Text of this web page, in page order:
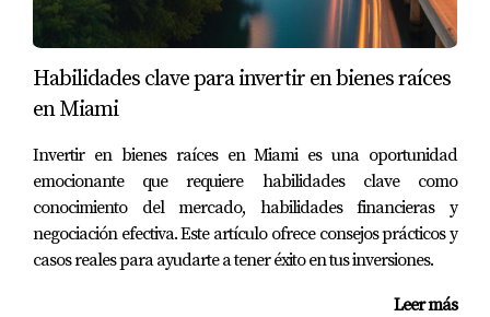
tanto en el costo de construcción como en los
precios de las propiedades en Miami. Entender estas
dinámicas es crucial para cualquier persona
involucrada en el mercado inmobiliario. Ya sea que
estés considerando comprar tu primera casa o
invertir en propiedades comerciales, mantenerse
informado sobre cómo la inflación afecta tus
Habilidades clave para invertir en bienes raíces
en Miami
Invertir en bienes raíces en Miami es una oportunidad
emocionante que requiere habilidades clave como
conocimiento del mercado, habilidades financieras y
negociación efectiva. Este artículo ofrece consejos prácticos y
casos reales para ayudarte a tener éxito en tus inversiones.
Leer más